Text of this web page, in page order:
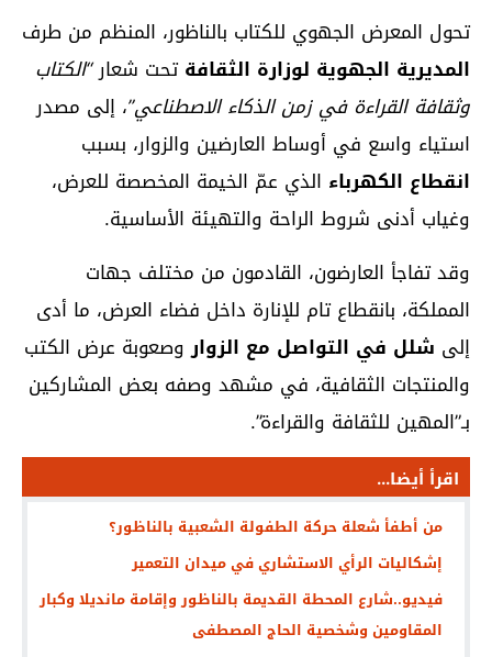
تحول المعرض الجهوي للكتاب بالناظور، المنظم من طرف
المديرية الجهوية لوزارة الثقافةتحت شعار“الكتاب
وثقافة القراءة في زمن الذكاء الاصطناعي”، إلى مصدر
استياء واسع في أوساط العارضين والزوار، بسبب
انقطاع الكهرباء الذي عمّ الخيمة المخصصة للعرض،
وغياب أدنى شروط الراحة والتهيئة الأساسية.
وقد تفاجأ العارضون، القادمون من مختلف جهات
المملكة، بانقطاع تام للإنارة داخل فضاء العرض، ما أدى
إلى شلل في التواصل مع الزواروصعوبة عرض الكتب
والمنتجات الثقافية، في مشهد وصفه بعض المشاركين
بـ”المهين للثقافة والقراءة”.
اقرأ أيضا...
من أطفأ شعلة حركة الطفولة الشعبية بالناظور؟
إشكاليات الرأي الاستشاري في ميدان التعمير
فيديو..شارع المحطة القديمة بالناظور وإقامة مانديلا وكبار
المقاومين وشخصية الحاج المصطفى